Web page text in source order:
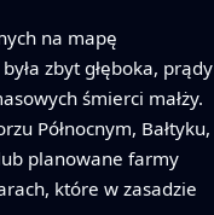
na mapę
zbyt głęboka, prądy
śmierci małży.
Północnym, Bałtyku,
planowane farmy
które w zasadzie